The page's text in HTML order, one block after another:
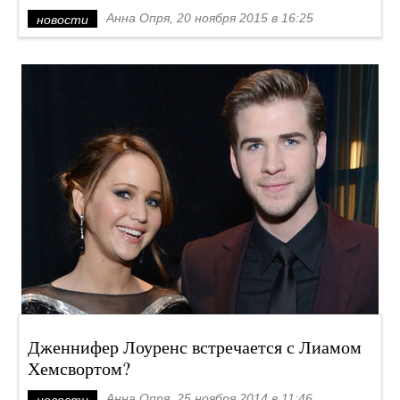
новости Анна Опря, 20 ноября 2015 в 16:25
Дженнифер Лоуренс встречается с Лиамом
Хемсвортом?